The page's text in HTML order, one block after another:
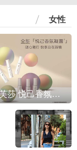
女性
IPSA茵芙莎 悦己香氛凝露上市